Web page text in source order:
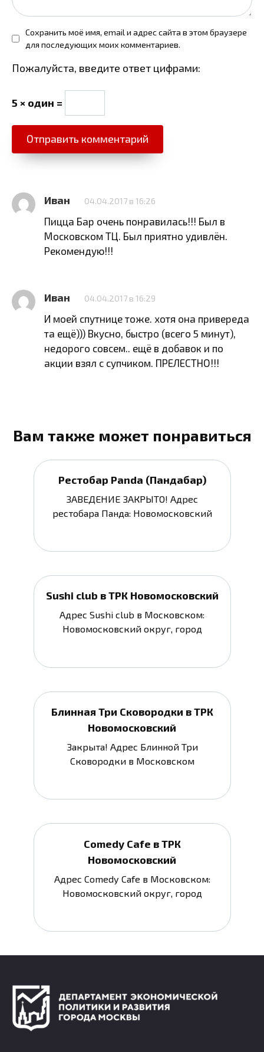
Сохранить моё имя, email и адрес сайта в этом браузере
для последующих моих комментариев.
Пожалуйста, введите ответ цифрами:
5 × один =
Иван 04.04.2017 в 16:26
Пицца Бар очень понравилась!!! Был в
Московском ТЦ. Был приятно удивлён.
Рекомендую!!!
Иван 04.04.2017 в 16:29
И моей спутнице тоже. хотя она привереда
та ещё))) Вкусно, быстро (всего 5 минут),
недорого совсем.. ещё в добавок и по
акции взял с супчиком. ПРЕЛЕСТНО!!!
Вам также может понравиться
Рестобар Panda (Пандабар)
ЗАВЕДЕНИЕ ЗАКРЫТО! Адрес
рестобара Панда: Новомосковский
Sushi club в ТРК Новомосковский
Адрес Sushi club в Московском:
Новомосковский округ, город
Блинная Три Сковородки в ТРК
Новомосковский
Закрыта! Адрес Блинной Три
Сковородки в Московском
Comedy Cafe в ТРК
Новомосковский
Адрес Comedy Cafe в Московском:
Новомосковский округ, город